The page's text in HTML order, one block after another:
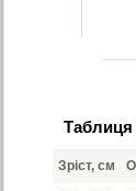
Таблиця
Зріст, см